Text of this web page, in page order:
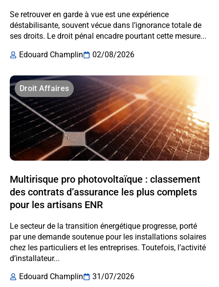
Se retrouver en garde à vue est une expérience
déstabilisante, souvent vécue dans l’ignorance totale de
ses droits. Le droit pénal encadre pourtant cette mesure...
Edouard Champlin
02/08/2026
Droit Affaires
Multirisque pro photovoltaïque : classement
des contrats d’assurance les plus complets
pour les artisans ENR
Le secteur de la transition énergétique progresse, porté
par une demande soutenue pour les installations solaires
chez les particuliers et les entreprises. Toutefois, l’activité
d’installateur...
Edouard Champlin
31/07/2026